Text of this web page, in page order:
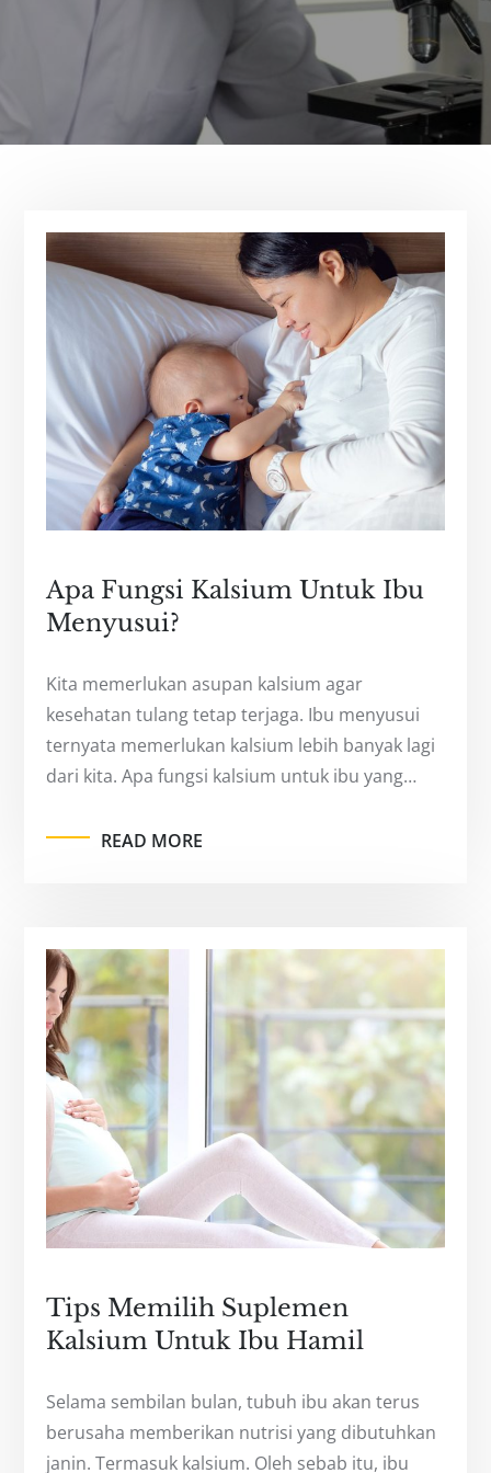
Apa Fungsi Kalsium Untuk Ibu
Menyusui?
Kita memerlukan asupan kalsium agar
kesehatan tulang tetap terjaga. Ibu menyusui
ternyata memerlukan kalsium lebih banyak lagi
dari kita. Apa fungsi kalsium untuk ibu yang…
READ MORE
Tips Memilih Suplemen
Kalsium Untuk Ibu Hamil
Selama sembilan bulan, tubuh ibu akan terus
berusaha memberikan nutrisi yang dibutuhkan
janin. Termasuk kalsium. Oleh sebab itu, ibu